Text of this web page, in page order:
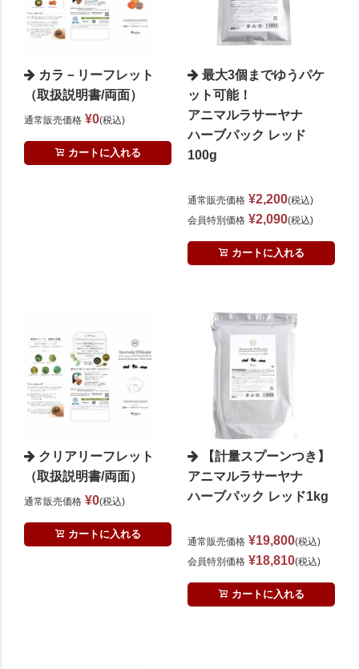
カラ－リーフレット
（取扱説明書/両面）
通常販売価格 ¥0 税込
カートに入れる
最大3個までゆうパケ
ット可能！
アニマルラサーヤナ
ハーブパック レッド
100g
通常販売価格 ¥2,200 税込
会員特別価格 ¥2,090 税込
カートに入れる
クリアリーフレット
（取扱説明書/両面）
通常販売価格 ¥0 税込
カートに入れる
【計量スプーンつき】
アニマルラサーヤナ
ハーブパック レッド1kg
通常販売価格 ¥19,800 税込
会員特別価格 ¥18,810 税込
カートに入れる